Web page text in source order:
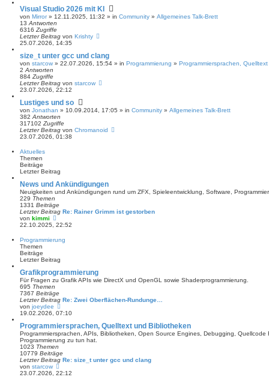
Visual Studio 2026 mit KI
von Mirror» 12.11.2025, 11:32 » in Community » Allgemeines Talk-Brett
13 Antworten
6316 Zugriffe
Letzter Beitrag von Krishty
25.07.2026, 14:35
size_t unter gcc und clang
von starcow » 22.07.2026, 15:54 » in Programmierung » Programmiersprachen,
2 Antworten
884 Zugriffe
Letzter Beitrag von starcow
23.07.2026, 22:12
Lustiges und so
von Jonathan » 10.09.2014, 17:05 » in Community » Allgemeines Talk-Brett
382 Antworten
317102 Zugriffe
Letzter Beitrag von Chromanoid
23.07.2026, 01:38
Aktuelles
Themen
Beiträge
Letzter Beitrag
News und Ankündigungen
Neuigkeiten und Ankündigungen rund um ZFX, Spieleentwicklung, Software,
229 Themen
1331 Beiträge
Letzter Beitrag Re: Rainer Grimm ist gestorben
von kimmi
e
s
r
B
e
r
a
g
22.10.2025, 22:52
Programmierung
Themen
Beiträge
Letzter Beitrag
Grafikprogrammierung
Für Fragen zu Grafik APIs wie DirectX und OpenGL sowie Shaderprogrammierung.
695 Themen
7367 Beiträge
Letzter Beitrag Re: Zwei Oberflächen-Rundunge…
von joeydee
e
e
s
t
e
r
B
i
19.02.2026, 07:10
Programmiersprachen, Quelltext und Bibliotheken
Programmiersprachen, APIs, Bibliotheken, Open Source Engines, Debugging, Quellcode
Programmierung zu tun hat.
1023 Themen
10779 Beiträge
Letzter Beitrag Re: size_t unter gcc und clang
von starcow
e
23.07.2026, 22:12